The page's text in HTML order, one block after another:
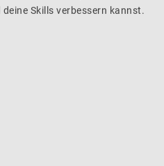
Skills verbessern kannst.